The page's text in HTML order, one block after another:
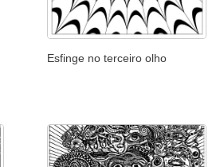
Esfinge no terceiro olho